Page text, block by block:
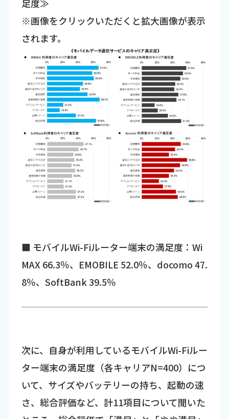
足度≫
※画像をクリックいただくと拡大画像が表示
されます。
■ モバイルWi-Fiルーター端末の満足度：Wi
MAX 66.3％、EMOBILE 52.0％、docomo 47.
8％、SoftBank 39.5％
次に、自身が利用しているモバイルWi-Fiルー
ター端末の満足度（各キャリアN=400）につ
いて、サイズやバッテリーの持ち、起動の速
さ、総合評価など、計11項目について聞いた